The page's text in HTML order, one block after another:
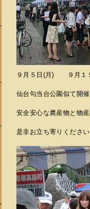
９月５日(月) ９月
仙台勾当台公園似て開
安全安心な農産物と物
是非お立ち寄りくださ